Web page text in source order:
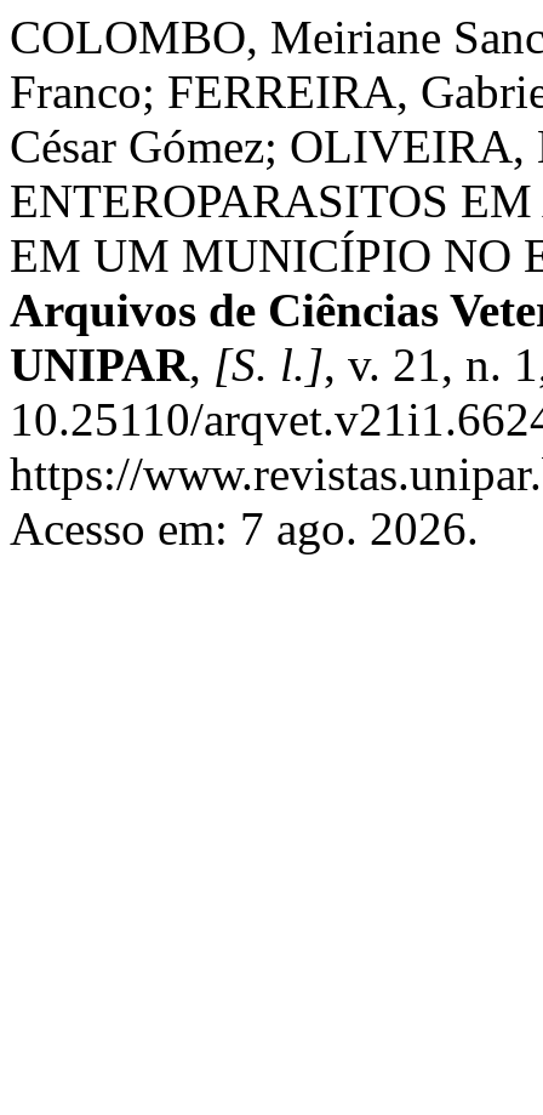
COLOMBO, Meiriane
Franco; FERREIRA,
César Gómez; OLIVEIRA,
ENTEROPARASITOS
EM UM MUNICÍPIO NO
Arquivos de Ciências
UNIPAR, [S. l.], v. 21, n.
10.25110/
https://
Acesso em: 7 ago. 2026.